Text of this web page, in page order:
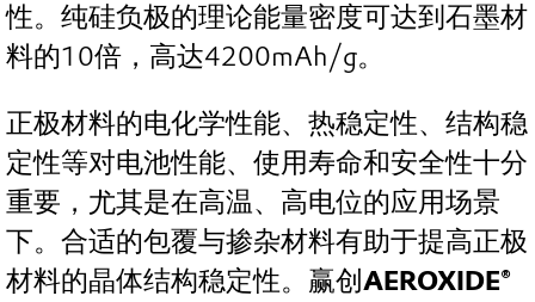
性。纯硅负极的理论能量密度可达到石墨材
料的10倍，高达4200mAh/g。
正极材料的电化学性能、热稳定性、结构稳
定性等对电池性能、使用寿命和安全性十分
重要，尤其是在高温、高电位的应用场景
下。合适的包覆与掺杂材料有助于提高正极
材料的晶体结构稳定性。赢创 AEROXIDE®